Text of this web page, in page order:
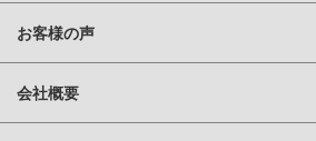
お客様の声
会社概要